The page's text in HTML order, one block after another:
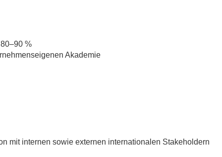
%
Akademie
mit internen sowie externen internationalen Stakeholdern